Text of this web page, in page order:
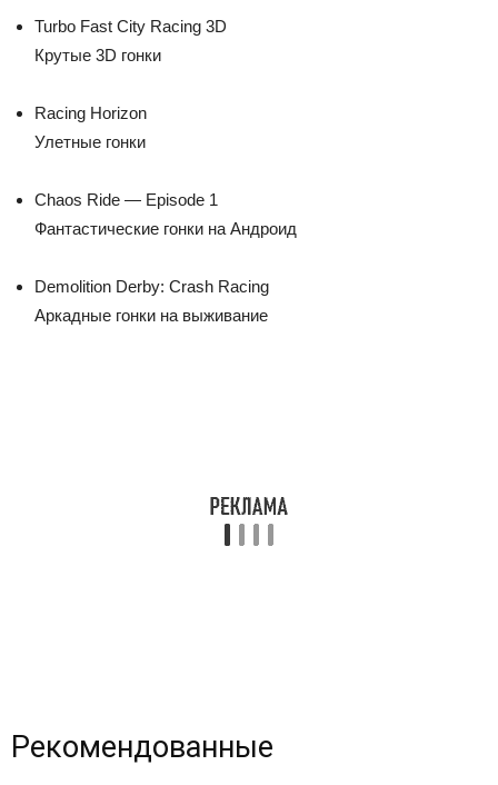
Turbo Fast City Racing 3D
Крутые 3D гонки
Racing Horizon
Улетные гонки
Chaos Ride — Episode 1
Фантастические гонки на Андроид
Demolition Derby: Crash Racing
Аркадные гонки на выживание
Рекомендованные